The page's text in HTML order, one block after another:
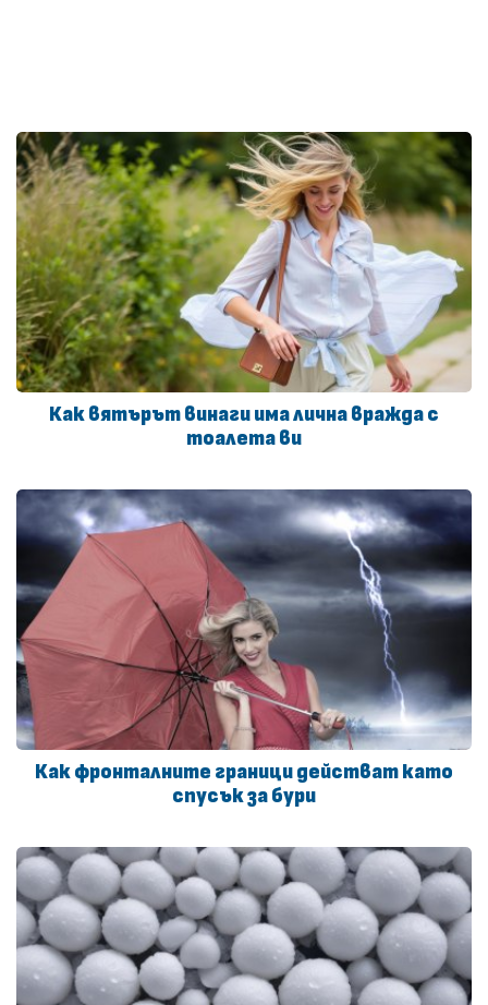
Как вятърът винаги има лична вражда с
тоалета ви
Как фронталните граници действат като
спусък за бури